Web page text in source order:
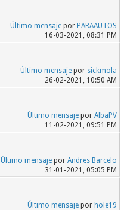
Último mensajepor PARAAUTOS
16-03-2021, 08:31 PM
Último mensajepor sickmola
26-02-2021, 10:50 AM
Último mensajepor AlbaPV
11-02-2021, 09:51 PM
Último mensajepor Andres Barcelo
31-01-2021, 05:05 PM
Último mensajepor hole19